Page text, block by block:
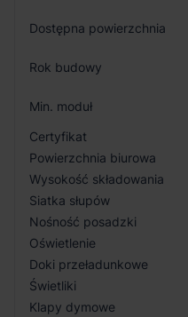
Dostępna powierzchnia
Rok budowy
Min. moduł
Certyfikat
Powierzchnia biurowa
Wysokość składowania
Siatka słupów
Nośność posadzki
Oświetlenie
Doki przeładunkowe
Świetliki
Klapy dymowe